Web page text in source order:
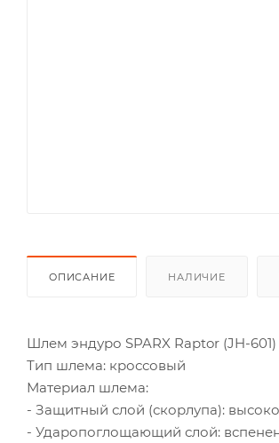
ОПИСАНИЕ НАЛИЧИЕ
Шлем эндуро SPARX Raptor (JH-601)
Тип шлема: кроссовый
Материал шлема:
- Защитный слой (скорлупа):
- Ударопоглощающий слой: